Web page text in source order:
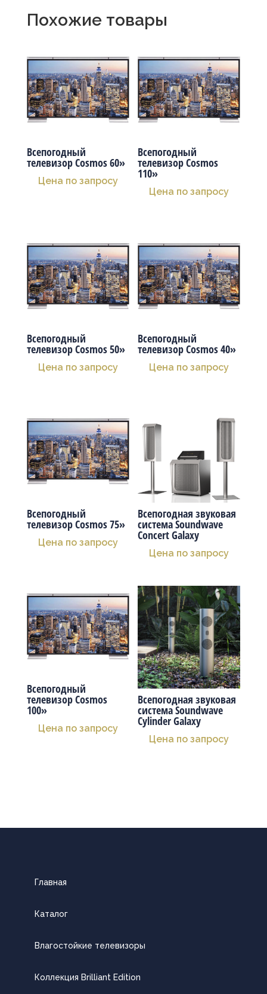
Похожие товары
Всепогодный
телевизор Cosmos 60»
Цена по запросу
Всепогодный
телевизор Cosmos
110»
Цена по запросу
Всепогодный
телевизор Cosmos 50»
Цена по запросу
Всепогодный
телевизор Cosmos 40»
Цена по запросу
Всепогодный
телевизор Cosmos 75»
Цена по запросу
Всепогодная звуковая
система Soundwave
Concert Galaxy
Цена по запросу
Всепогодный
телевизор Cosmos
100»
Цена по запросу
Всепогодная звуковая
система Soundwave
Cylinder Galaxy
Цена по запросу
Главная
Каталог
Влагостойкие телевизоры
Коллекция Brilliant Edition